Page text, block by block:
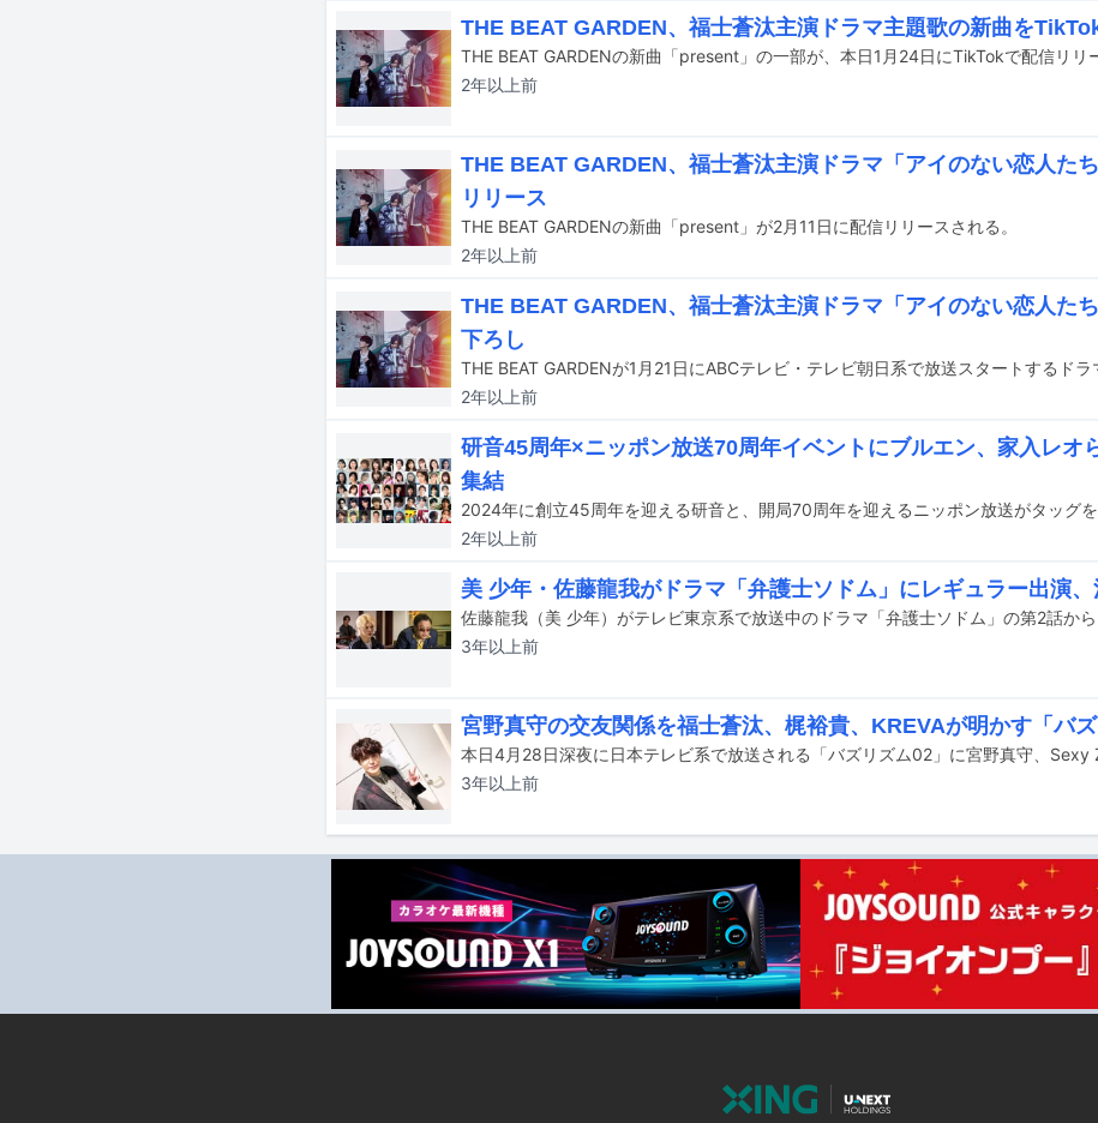
THE BEAT GARDEN、福士蒼汰主演ドラマ主題歌の新曲を
THE BEAT GARDENの新曲「present」の一部が、本日1月24日にTikTokで配信リリ
2年以上前
THE BEAT GARDEN、福士蒼汰主演ドラマ「アイのない恋人た
リリース
THE BEAT GARDENの新曲「present」が2月11日に配信リリースされる。
2年以上前
THE BEAT GARDEN、福士蒼汰主演ドラマ「アイのない恋人た
下ろし
2年以上前
研音45周年×ニッポン放送70周年イベントにブルエン、家入レ
集結
2年以上前
美 少年・佐藤龍我がドラマ「弁護士ソドム」にレギュラー出演
佐藤龍我（美 少年）がテレビ東京系で放送中のドラマ「弁護士ソドム」の第2話から
3年以上前
宮野真守の交友関係を福士蒼汰、梶裕貴、KREVAが明かす「バズ
3年以上前